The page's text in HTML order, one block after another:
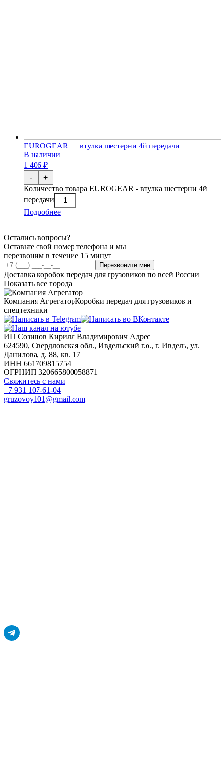
EUROGEAR — втулка шестерни 4й передачи
В наличии
1 406 ₽
-
Количество товара EUROGEAR - втулка шестерни 4й
передачи
+
Подробнее
Остались вопросы?
Оставьте свой номер телефона и мы
перезвоним в течение 15 минут
Перезвоните мне
Доставка коробок передач для грузовиков по всей России
Показать все города
Компания АгрегаторКоробки передач для грузовиков и
спецтехники
ИП Созинов Кирилл Владимирович Адрес
624590, Свердловская обл., Ивдельский г.о., г. Ивдель, ул.
Данилова, д. 88, кв. 17
ИНН 661709815754
ОГРНИП 320665800058871
Свяжитесь с нами
+7 931 107-61-04
gruzovoy101@gmail.com